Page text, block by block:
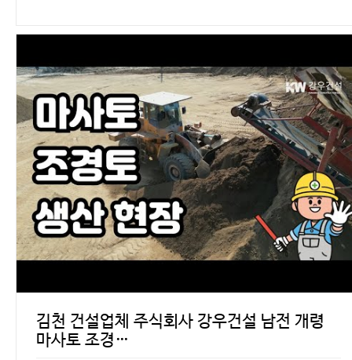
김천 건설업체 주식회사 강우건설 남전 개령
마사토 조경…